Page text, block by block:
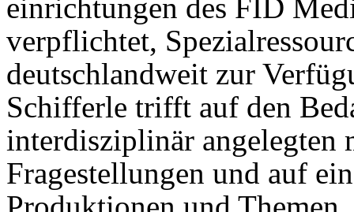
einrichtungen des FID
verpflichtet,
deutsch­landweit zur
Schifferle trifft auf den
interdisziplinär angelegten
Fragestellungen und auf